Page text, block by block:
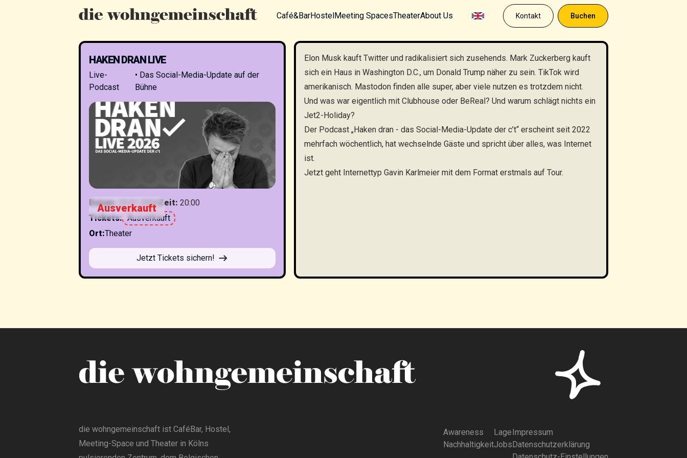
Café&BarHostelMeeting SpacesTheaterAbout Us Kontakt Buchen
HAKEN DRAN LIVE
Live-
Podcast
• Das Social-Media-Update auf der
Bühne
Ausverkauft
Datum: 25.01.2026 Zeit: 20:00
Tickets: Ausverkauft
Ort:Theater
Jetzt Tickets sichern!
Elon Musk kauft Twitter und radikalisiert sich zusehends. Mark Zuckerberg kauft
sich ein Haus in Washington D.C., um Donald Trump näher zu sein. TikTok wird
amerikanisch. Mastodon finden alle super, aber viele nutzen es trotzdem nicht.
Und was war eigentlich mit Clubhouse oder BeReal? Und warum schlägt nichts ein
Jet2-Holiday?
Der Podcast „Haken dran - das Social-Media-Update der c’t“ erscheint seit 2022
mehrfach wöchentlich, hat wechselnde Gäste und spricht über alles, was Internet
ist.
Jetzt geht Internettyp Gavin Karlmeier mit dem Format erstmals auf Tour.
die wohngemeinschaft ist CaféBar, Hostel,
Meeting-Space und Theater in Kölns
Awareness
Nachhaltigkeit
Lage
Jobs
Impressum
Datenschutzerklärung